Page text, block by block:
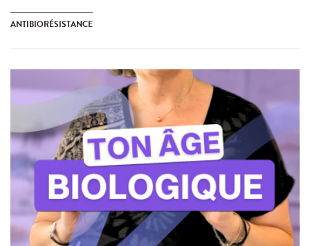
ANTIBIORÉSISTANCE